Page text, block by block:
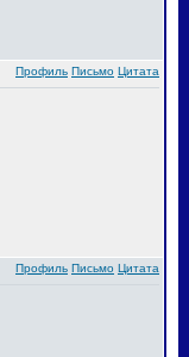
Профиль Письмо Цитата
Профиль Письмо Цитата